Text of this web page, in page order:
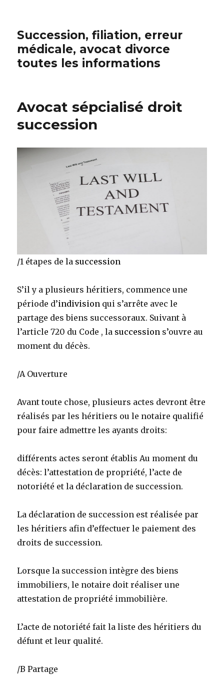
Succession, filiation, erreur
médicale, avocat divorce
toutes les informations
Avocat sépcialisé droit
succession
/1 étapes de la succession
S’il y a plusieurs héritiers, commence une
période d’indivision qui s’arrête avec le
partage des biens successoraux. Suivant à
l’article 720 du Code , la succession s’ouvre au
moment du décès.
/A Ouverture
Avant toute chose, plusieurs actes devront être
réalisés par les héritiers ou le notaire qualifié
pour faire admettre les ayants droits:
différents actes seront établis Au moment du
décès: l’attestation de propriété, l’acte de
notoriété et la déclaration de succession.
La déclaration de succession est réalisée par
les héritiers afin d’effectuer le paiement des
droits de succession.
Lorsque la succession intègre des biens
immobiliers, le notaire doit réaliser une
attestation de propriété immobilière.
L’acte de notoriété fait la liste des héritiers du
défunt et leur qualité.
/B Partage